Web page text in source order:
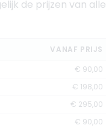
de prijzen van alle
VANAF PRIJS
€ 90,00
€ 198,00
€ 295,00
€ 90,00